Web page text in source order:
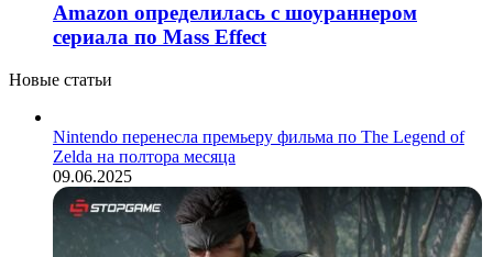
Amazon определилась с шоураннером
сериала по Mass Effect
Новые статьи
Nintendo перенесла премьеру фильма по The Legend of
Zelda на полтора месяца
09.06.2025